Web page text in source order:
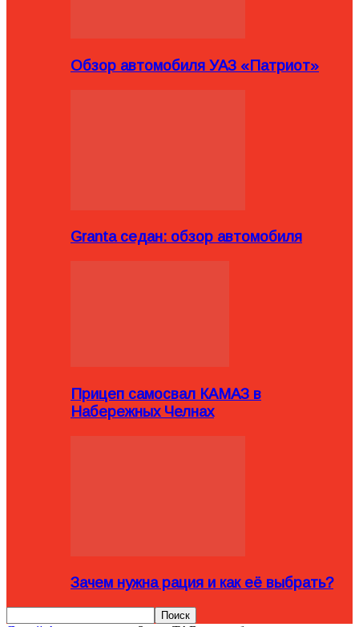
Обзор автомобиля УАЗ «Патриот»
Granta седан: обзор автомобиля
Прицеп самосвал КАМАЗ в
Набережных Челнах
Зачем нужна рация и как её выбрать?